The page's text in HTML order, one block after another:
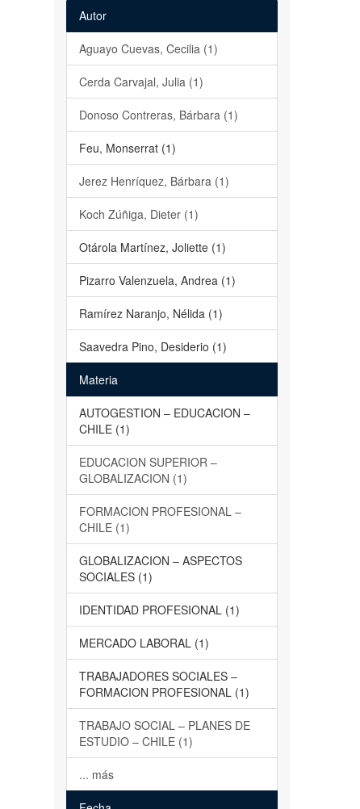
Autor
Aguayo Cuevas, Cecilia (1)
Cerda Carvajal, Julia (1)
Donoso Contreras, Bárbara (1)
Feu, Monserrat (1)
Jerez Henríquez, Bárbara (1)
Koch Zúñiga, Dieter (1)
Otárola Martínez, Joliette (1)
Pizarro Valenzuela, Andrea (1)
Ramírez Naranjo, Nélida (1)
Saavedra Pino, Desiderio (1)
Materia
AUTOGESTION – EDUCACION –
CHILE (1)
EDUCACION SUPERIOR –
GLOBALIZACION (1)
FORMACION PROFESIONAL –
CHILE (1)
GLOBALIZACION – ASPECTOS
SOCIALES (1)
IDENTIDAD PROFESIONAL (1)
MERCADO LABORAL (1)
TRABAJADORES SOCIALES –
FORMACION PROFESIONAL (1)
TRABAJO SOCIAL – PLANES DE
ESTUDIO – CHILE (1)
... más